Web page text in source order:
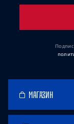
МАГАЗИН